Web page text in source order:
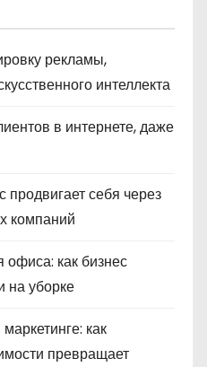
рекламы,
интеллекта
в интернете, даже
продвигает себя через
компаний
офиса: как бизнес
на уборке
как
превращает